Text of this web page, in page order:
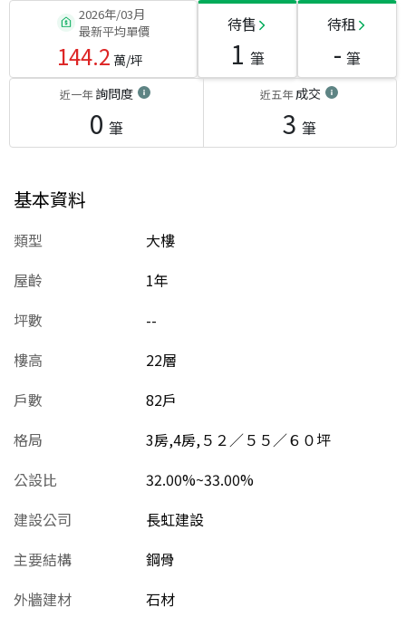
2026年/03月
最新平均單價
144.2 萬/坪
待售
1 筆
待租
- 筆
近一年詢問度
0 筆
近五年成交
3 筆
基本資料
類型
大樓
屋齡
1年
坪數
--
樓高
22層
戶數
82戶
格局
3房,4房,５２／５５／６０坪
公設比
32.00%~33.00%
建設公司
長虹建設
主要結構
鋼骨
外牆建材
石材